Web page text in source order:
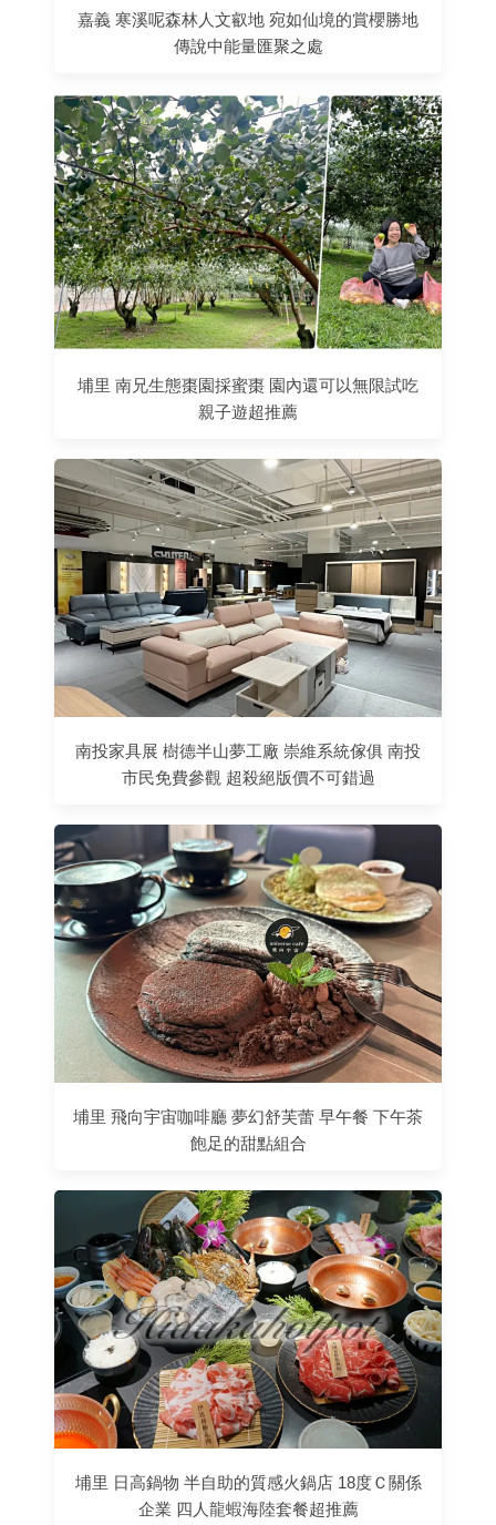
嘉義 寒溪呢森林人文叡地 宛如仙境的賞櫻勝地
傳說中能量匯聚之處
埔里 南兄生態棗園採蜜棗 園內還可以無限試吃
親子遊超推薦
南投家具展 樹德半山夢工廠 崇維系統傢俱 南投
市民免費參觀 超殺絕版價不可錯過
埔里 飛向宇宙咖啡廳 夢幻舒芙蕾 早午餐 下午茶
飽足的甜點組合
埔里 日高鍋物 半自助的質感火鍋店 18度Ｃ關係
企業 四人龍蝦海陸套餐超推薦